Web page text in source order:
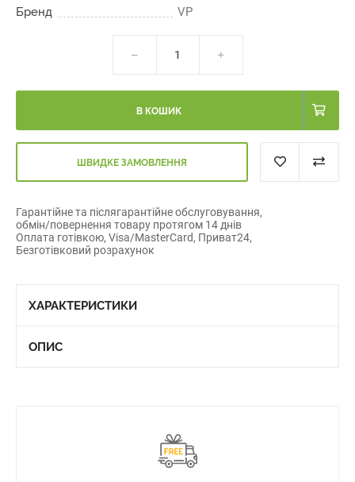
Бренд VP
В КОШИК
ШВИДКЕ ЗАМОВЛЕННЯ
Гарантійне та післягарантійне обслуговування,
обмін/повернення товару протягом 14 днів
Оплата готівкою, Visa/MasterCard, Приват24,
Безготівковий розрахунок
ХАРАКТЕРИСТИКИ
ОПИС